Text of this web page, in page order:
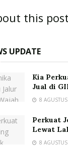
this post
UPDATE
Kia
Jual di
8
Perkuat
Lewat
8